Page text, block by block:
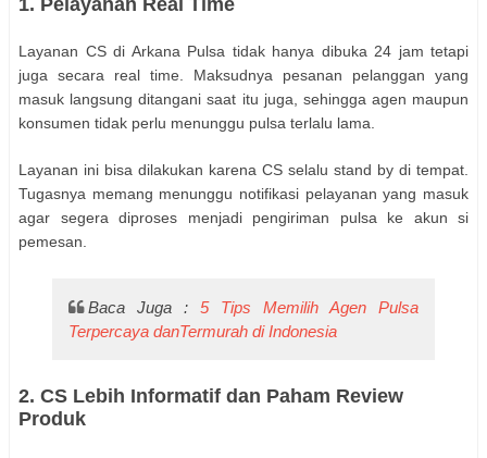
1. Pelayanan Real Time
Layanan CS di Arkana Pulsa tidak hanya dibuka 24 jam tetapi
juga secara real time. Maksudnya pesanan pelanggan yang
masuk langsung ditangani saat itu juga, sehingga agen maupun
konsumen tidak perlu menunggu pulsa terlalu lama.
Layanan ini bisa dilakukan karena CS selalu stand by di tempat.
Tugasnya memang menunggu notifikasi pelayanan yang masuk
agar segera diproses menjadi pengiriman pulsa ke akun si
pemesan.
Baca Juga :5 Tips Memilih Agen Pulsa
Terpercaya danTermurah di Indonesia
2. CS Lebih Informatif dan Paham Review
Produk